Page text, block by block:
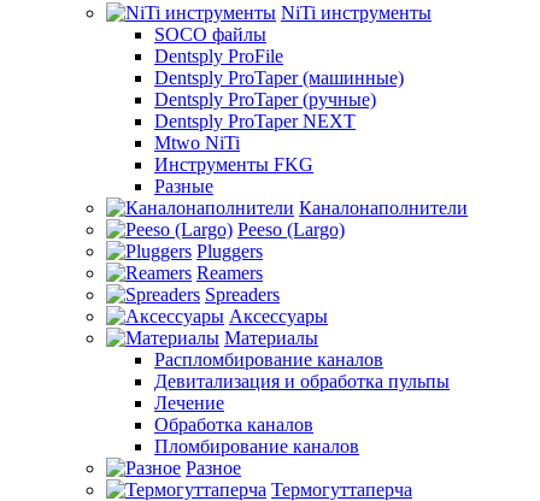
NiTi инструменты
SOCO файлы
Dentsply ProFile
Dentsply ProTaper (машинные)
Dentsply ProTaper (ручные)
Dentsply ProTaper NEXT
Mtwo NiTi
Инструменты FKG
Разные
Каналонаполнители
Peeso (Largo)
Pluggers
Reamers
Spreaders
Аксессуары
Материалы
Распломбирование каналов
Девитализация и обработка пульпы
Лечение
Обработка каналов
Пломбирование каналов
Разное
Термогуттаперча